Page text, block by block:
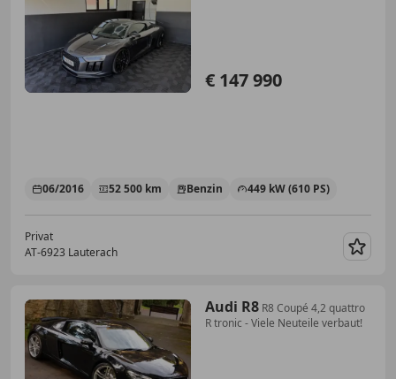
€ 147 990
06/2016 52 500 km Benzin 449 kW (610 PS)
Privat
AT-6923 Lauterach
Audi R8 R8 Coupé 4,2 quattro
R tronic - Viele Neuteile verbaut!